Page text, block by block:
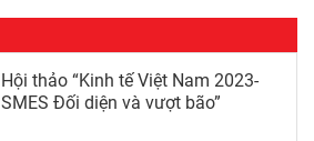
Hội thảo “Kinh tế Việt Nam 2023-
SMES Đối diện và vượt bão”